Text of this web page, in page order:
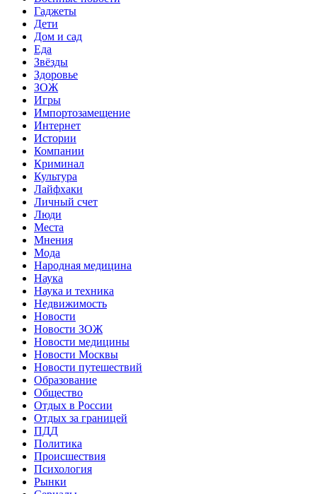
Гаджеты
Дети
Дом и сад
Еда
Звёзды
Здоровье
ЗОЖ
Игры
Импортозамещение
Интернет
Истории
Компании
Криминал
Культура
Лайфхаки
Личный счет
Люди
Места
Мнения
Мода
Народная медицина
Наука
Наука и техника
Недвижимость
Новости
Новости ЗОЖ
Новости медицины
Новости Москвы
Новости путешествий
Образование
Общество
Отдых в России
Отдых за границей
ПДД
Политика
Происшествия
Психология
Рынки